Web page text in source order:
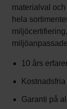
materialval
hela
10 års
Garanti på